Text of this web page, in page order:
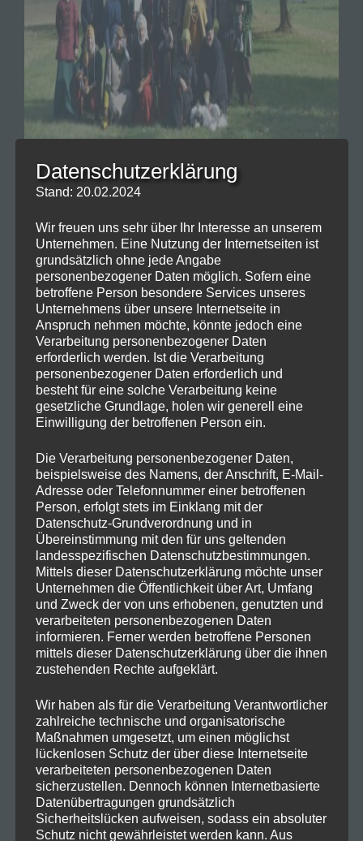
Heute zum Abschluss der Bogensaison trugen wir
unsere interneBogenmeisterschaftaus.
Wir hatten sehr viel Spaß. Ein schöner
kurzweiliger Nachmittag mit Kaffee und Kuchen
ging schnell zu Ende.
Herzlichen Glückwunsch an die Gewinner und
Datenschutzerklärung
Stand: 20.02.2024
Wir freuen uns sehr über Ihr Interesse an unserem
Unternehmen. Eine Nutzung der Internetseiten ist
grundsätzlich ohne jede Angabe
personenbezogener Daten möglich. Sofern eine
betroffene Person besondere Services unseres
Unternehmens über unsere Internetseite in
Anspruch nehmen möchte, könnte jedoch eine
Verarbeitung personenbezogener Daten
erforderlich werden. Ist die Verarbeitung
personenbezogener Daten erforderlich und
besteht für eine solche Verarbeitung keine
gesetzliche Grundlage, holen wir generell eine
Einwilligung der betroffenen Person ein.
Die Verarbeitung personenbezogener Daten,
beispielsweise des Namens, der Anschrift, E-Mail-
Adresse oder Telefonnummer einer betroffenen
Person, erfolgt stets im Einklang mit der
Datenschutz-Grundverordnung und in
Übereinstimmung mit den für uns geltenden
landesspezifischen Datenschutzbestimmungen.
Mittels dieser Datenschutzerklärung möchte unser
Unternehmen die Öffentlichkeit über Art, Umfang
und Zweck der von uns erhobenen, genutzten und
verarbeiteten personenbezogenen Daten
informieren. Ferner werden betroffene Personen
mittels dieser Datenschutzerklärung über die ihnen
zustehenden Rechte aufgeklärt.
Wir haben als für die Verarbeitung Verantwortlicher
zahlreiche technische und organisatorische
Maßnahmen umgesetzt, um einen möglichst
lückenlosen Schutz der über diese Internetseite
verarbeiteten personenbezogenen Daten
sicherzustellen. Dennoch können Internetbasierte
Datenübertragungen grundsätzlich
Sicherheitslücken aufweisen, sodass ein absoluter
Schutz nicht gewährleistet werden kann. Aus